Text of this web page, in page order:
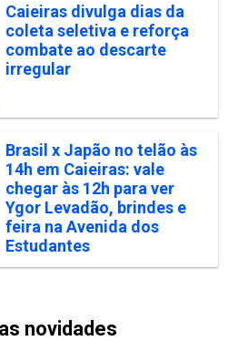
Caieiras divulga dias da
coleta seletiva e reforça
combate ao descarte
irregular
Brasil x Japão no telão às
14h em Caieiras: vale
chegar às 12h para ver
Ygor Levadão, brindes e
feira na Avenida dos
Estudantes
novidades